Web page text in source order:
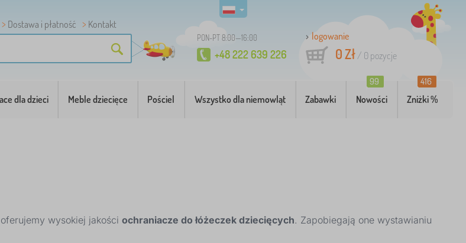
Dostawa i płatność Kontakt
PON-PT 8:00—16:00
+48 222 639 226
logowanie
0 Zł/ 0 pozycje
dla dzieci Meble dziecięce Pościel Wszystko dla niemowląt Zabawki Nowości
99
Zniżki %
416
wysokiej jakości ochraniacze do łóżeczek dziecięcych. Zapobiegają one wystawianiu